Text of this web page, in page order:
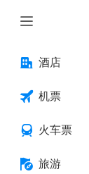
酒店
机票
火车票
旅游